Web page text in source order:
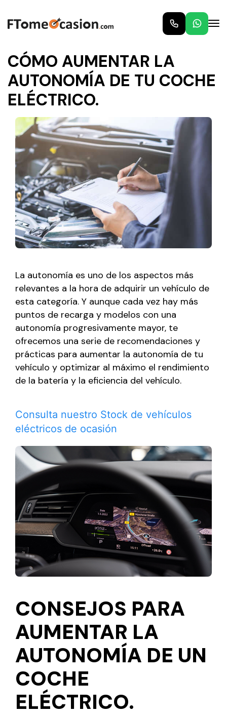
CÓMO AUMENTAR LA AUTONOMÍA DE TU COCHE
CÓMO AUMENTAR LA
AUTONOMÍA DE TU COCHE
ELÉCTRICO.
La autonomía es uno de los aspectos más
relevantes a la hora de adquirir un vehículo de
esta categoría. Y aunque cada vez hay más
puntos de recarga y modelos con una
autonomía progresivamente mayor, te
ofrecemos una serie de recomendaciones y
prácticas para aumentar la autonomía de tu
vehículo y optimizar al máximo el rendimiento
de la batería y la eficiencia del vehículo.
Consulta nuestro Stock de vehículos
eléctricos de ocasión
CONSEJOS PARA
AUMENTAR LA
AUTONOMÍA DE UN
COCHE
ELÉCTRICO.